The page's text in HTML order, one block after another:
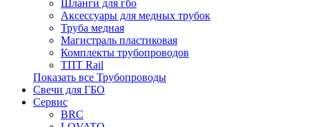
Шланги для гбо
Аксессуары для медных трубок
Труба медная
Магистраль пластиковая
Комплекты трубопроводов
ТПТ Rail
Показать все Трубопроводы
Свечи для ГБО
Сервис
BRC